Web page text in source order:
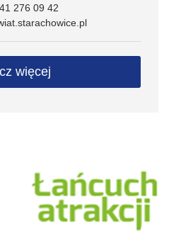
276 09 42
więcej